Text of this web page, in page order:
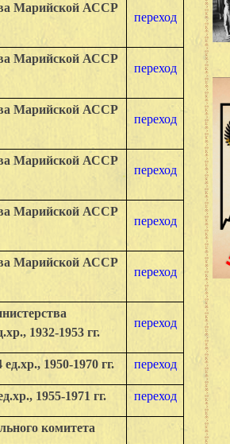
Марийской АССР
переход
Марийской АССР
переход
Марийской АССР
переход
Марийской АССР
переход
Марийской АССР
переход
Марийской АССР
переход
1932-1953 гг.
переход
1950-1970 гг. переход
1955-1971 гг. переход
комитета